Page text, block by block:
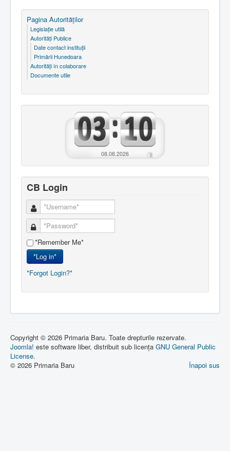
Pagina Autorităţilor
Legislaţie utilă
Autorităţi Publice
Date contact instituţii
Primării Hunedoara
Autorităţi în colaborare
Documente utile
08.08.2026
CB Login
*Remember Me*
*Log in*
*Forgot Login?*
Copyright © 2026 Primaria Baru. Toate drepturile rezervate.
Joomla! este software liber, distribuit sub licența GNU General Public
License.
Înapoi sus
© 2026 Primaria Baru